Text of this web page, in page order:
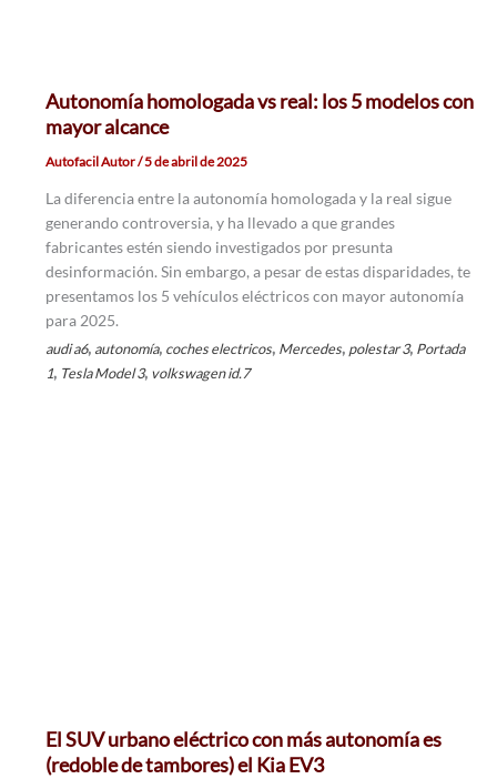
Autonomía homologada vs real: los 5 modelos con
mayor alcance
Autofacil Autor/5 de abril de 2025
La diferencia entre la autonomía homologada y la real sigue
generando controversia, y ha llevado a que grandes
fabricantes estén siendo investigados por presunta
desinformación. Sin embargo, a pesar de estas disparidades, te
presentamos los 5 vehículos eléctricos con mayor autonomía
para 2025.
audi a6, autonomía, coches electricos, Mercedes, polestar 3, Portada
1, Tesla Model 3, volkswagen id.7
El SUV urbano eléctrico con más autonomía es
(redoble de tambores) el Kia EV3